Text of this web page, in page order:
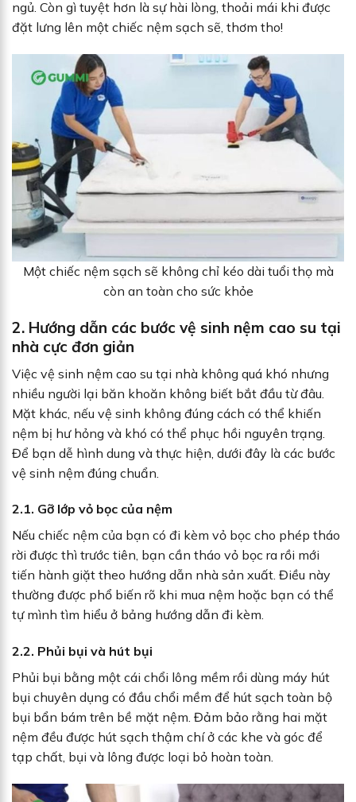
ngủ. Còn gì tuyệt hơn là sự hài lòng, thoải mái khi được
đặt lưng lên một chiếc nệm sạch sẽ, thơm tho!
Một chiếc nệm sạch sẽ không chỉ kéo dài tuổi thọ mà
còn an toàn cho sức khỏe
2. Hướng dẫn các bước vệ sinh nệm cao su tại
nhà cực đơn giản
Việc vệ sinh nệm cao su tại nhà không quá khó nhưng
nhiều người lại băn khoăn không biết bắt đầu từ đâu.
Mặt khác, nếu vệ sinh không đúng cách có thể khiến
nệm bị hư hỏng và khó có thể phục hồi nguyên trạng.
Để bạn dễ hình dung và thực hiện, dưới đây là các bước
vệ sinh nệm đúng chuẩn.
2.1. Gỡ lớp vỏ bọc của nệm
Nếu chiếc nệm của bạn có đi kèm vỏ bọc cho phép tháo
rời được thì trước tiên, bạn cần tháo vỏ bọc ra rồi mới
tiến hành giặt theo hướng dẫn nhà sản xuất. Điều này
thường được phổ biến rõ khi mua nệm hoặc bạn có thể
tự mình tìm hiểu ở bảng hướng dẫn đi kèm.
2.2. Phủi bụi và hút bụi
Phủi bụi bằng một cái chổi lông mềm rồi dùng máy hút
bụi chuyên dụng có đầu chổi mềm để hút sạch toàn bộ
bụi bẩn bám trên bề mặt nệm. Đảm bảo rằng hai mặt
nệm đều được hút sạch thậm chí ở các khe và góc để
tạp chất, bụi và lông được loại bỏ hoàn toàn.